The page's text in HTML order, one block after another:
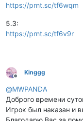
https://prnt.sc/tf6wqm
5.3:
https://prnt.sc/tf6v9r
Не в сети
Kinggg
@MWPANDA
Доброго времени
Игрок был наказан и